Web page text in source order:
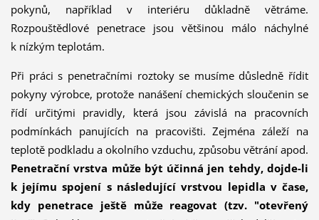
pokynů, například v interiéru důkladně větráme.
Rozpouštědlové penetrace jsou většinou málo náchylné
k nízkým teplotám.
Při práci s penetračními roztoky se musíme důsledně řídit
pokyny výrobce, protože nanášení chemických sloučenin se
řídí určitými pravidly, která jsou závislá na pracovních
podmínkách panujících na pracovišti. Zejména záleží na
teplotě podkladu a okolního vzduchu, způsobu větrání apod.
Penetrační vrstva může být účinná jen tehdy, dojde-li
k jejímu spojení s následující vrstvou lepidla v čase,
kdy penetrace ještě může reagovat (tzv. "otevřený